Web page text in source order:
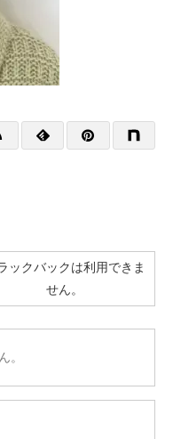
ックバックは利用できま
せん。
。